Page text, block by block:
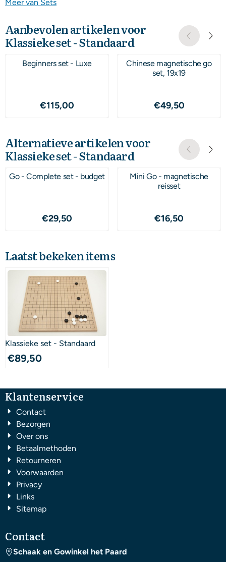
Meer van Sets
Aanbevolen artikelen voor
Klassieke set - Standaard
Beginners set - Luxe
Prijs: 115,00
€115,00
Chinese magnetische go
set, 19x19
Prijs: 49,50
€49,50
Alternatieve artikelen voor
Klassieke set - Standaard
Go - Complete set - budget
Prijs: 29,50
€29,50
Mini Go - magnetische
reisset
Prijs: 16,50
€16,50
Laatst bekeken items
Klassieke set - Standaard
€89,50
Klantenservice
Contact
Bezorgen
Over ons
Betaalmethoden
Retourneren
Voorwaarden
Privacy
Links
Sitemap
Contact
Schaak en Gowinkel het Paard